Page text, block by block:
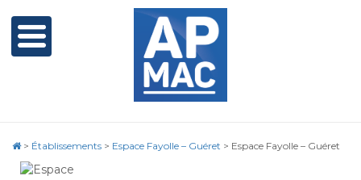
> Établissements > Espace Fayolle – Guéret > Espace Fayolle – Guéret